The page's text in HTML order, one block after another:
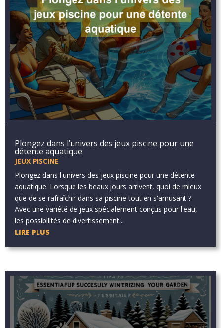
Plongez dans l’univers des jeux piscine pour une
détente aquatique
JEUX PISCINE
Plongez dans l'univers des jeux piscine pour une détente
aquatique. Lorsque les beaux jours arrivent, quoi de mieux
que de se rafraîchir dans sa piscine tout en s'amusant ?
Avec une variété de jeux spécialement conçus pour l'eau,
les possibilités de divertissement...
LIRE PLUS